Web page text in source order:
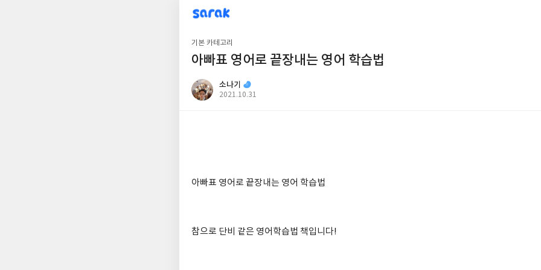
sarak
소나기
기본 카테고리
아빠표 영어로 끝장내는 영어 학습법
소나기
공
2021.10.31
아빠표 영어로 끝장내는 영어 학습법
참으로 단비 같은 영어학습법 책입니다!